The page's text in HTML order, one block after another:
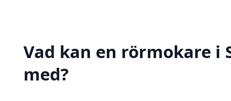
Vad kan en rörmokare
med?